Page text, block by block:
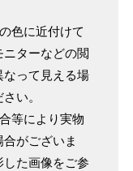
イズより、身長・
く）
イズでお仕立て）
が採寸）
色に近付けて
ターなどの閲
って見える場
い。
等により実物
がございま
た画像をご参